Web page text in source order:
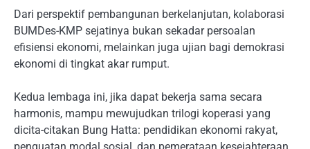
Dari perspektif pembangunan berkelanjutan, kolaborasi
BUMDes-KMP sejatinya bukan sekadar persoalan
efisiensi ekonomi, melainkan juga ujian bagi demokrasi
ekonomi di tingkat akar rumput.
Kedua lembaga ini, jika dapat bekerja sama secara
harmonis, mampu mewujudkan trilogi koperasi yang
dicita-citakan Bung Hatta: pendidikan ekonomi rakyat,